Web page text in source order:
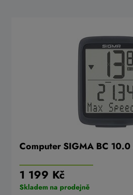
Computer SIGMA BC 10.0
1 199 Kč
Skladem na prodejně